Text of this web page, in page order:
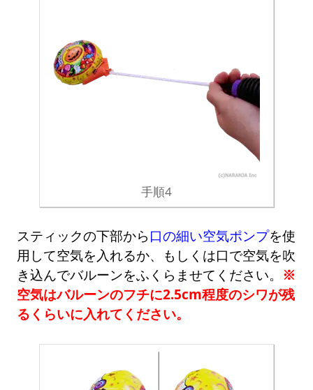
手順4
スティックの下部から 口の細い空気ポンプを使
用して空気を入れるか、もしくは口で空気を吹
き込んでバルーンをふくらませてください。 ※
空気はバルーンのフチに2.5cm程度のシワが残
るくらいに入れてください。